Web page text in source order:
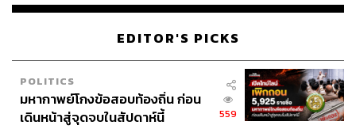
EDITOR'S PICKS
POLITICS
มหากาพย์โกงข้อสอบท้องถิ่น ก่อน
เดินหน้าสู่จุดจบในสัปดาห์นี้
559